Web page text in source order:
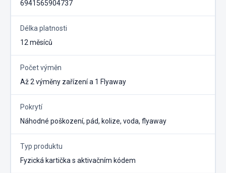
6941565904737
Délka platnosti
12 měsíců
Počet výměn
Až 2 výměny zařízení a 1 Flyaway
Pokrytí
Náhodné poškození, pád, kolize, voda, flyaway
Typ produktu
Fyzická kartička s aktivačním kódem